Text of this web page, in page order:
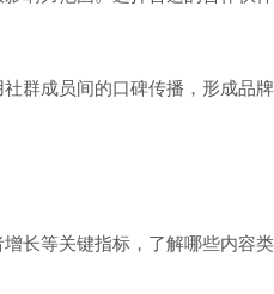
群成员间的口碑传播，形成品牌
长等关键指标，了解哪些内容